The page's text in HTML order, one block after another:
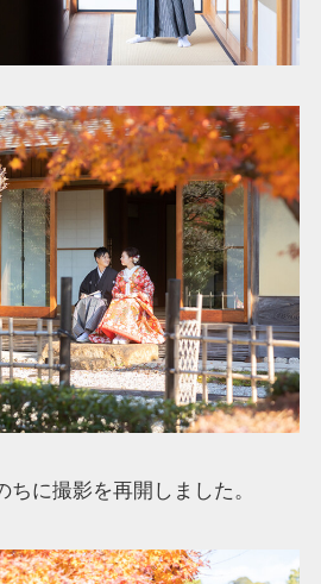
に撮影を再開しました。